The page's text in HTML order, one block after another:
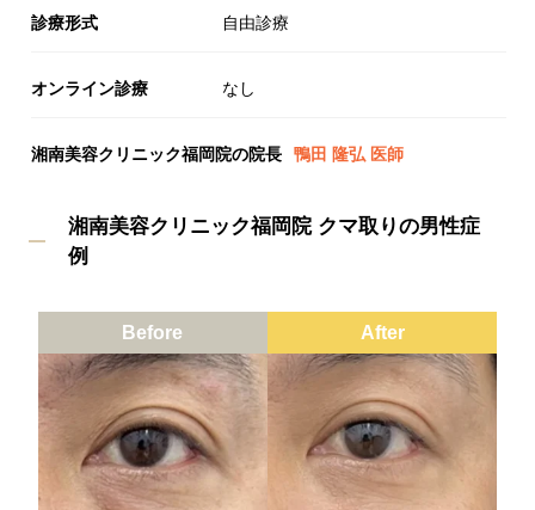
診療形式 自由診療
オンライン診療 なし
湘南美容クリニック福岡院の院長 鴨田 隆弘 医師
湘南美容クリニック福岡院 クマ取りの男性症
例
Before After